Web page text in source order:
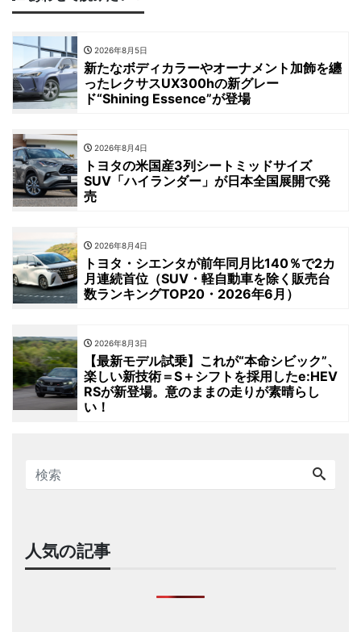
2026年8月5日
新たなボディカラーやオーナメント加飾を纏
ったレクサスUX300hの新グレー
ド“Shining Essence”が登場
2026年8月4日
トヨタの米国産3列シートミッドサイズ
SUV「ハイランダー」が日本全国展開で発
売
2026年8月4日
トヨタ・シエンタが前年同月比140％で2カ
月連続首位（SUV・軽自動車を除く販売台
数ランキングTOP20・2026年6月）
2026年8月3日
【最新モデル試乗】これが“本命シビック”、
楽しい新技術＝S＋シフトを採用したe:HEV
RSが新登場。意のままの走りが素晴らし
い！
人気の記事